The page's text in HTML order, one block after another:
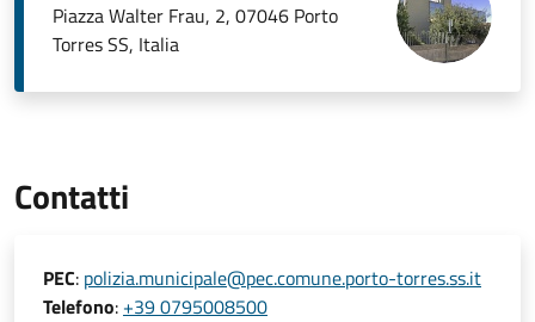
Piazza Walter Frau, 2, 07046 Porto
Torres SS, Italia
Contatti
PEC: polizia.municipale@pec.comune.porto-torres.ss.it
Telefono: +39 0795008500